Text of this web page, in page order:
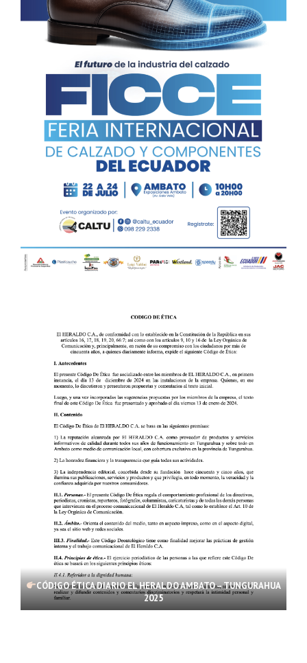
CÓDIGO ÉTICA DIARIO EL HERALDO AMBATO – TUNGURAHUA
2025